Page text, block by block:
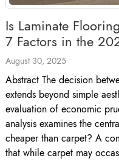
Is Laminate
7 Factors in the
August 30, 2025
Abstract The decision
extends beyond simple
evaluation of economic
analysis examines the
cheaper than carpet? A
that while carpet may